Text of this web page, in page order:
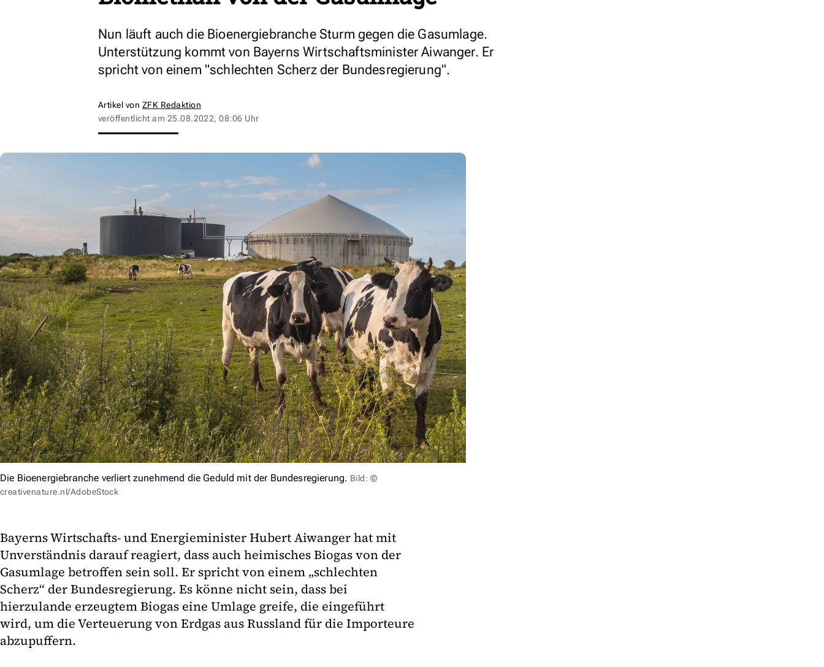
Nun läuft auch die Bioenergiebranche Sturm gegen die Gasumlage.
Unterstützung kommt von Bayerns Wirtschaftsminister Aiwanger. Er
spricht von einem "schlechten Scherz der Bundesregierung".
Artikel von ZFK Redaktion
veröffentlicht am 25.08.2022, 08:06 Uhr
Die Bioenergiebranche verliert zunehmend die Geduld mit der Bundesregierung. Bild: ©
creativenature.nl/AdobeStock
Bayerns Wirtschafts- und Energieminister Hubert Aiwanger hat mit
Unverständnis darauf reagiert, dass auch heimisches Biogas von der
Gasumlage betroffen sein soll. Er spricht von einem „schlechten
Scherz“ der Bundesregierung. Es könne nicht sein, dass bei
hierzulande erzeugtem Biogas eine Umlage greife, die eingeführt
wird, um die Verteuerung von Erdgas aus Russland für die Importeure
abzupuffern.